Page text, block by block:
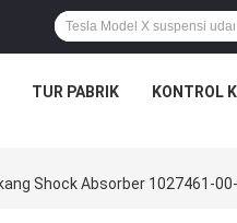
TUR PABRIK KONTROL
Shock Absorber 1027461-